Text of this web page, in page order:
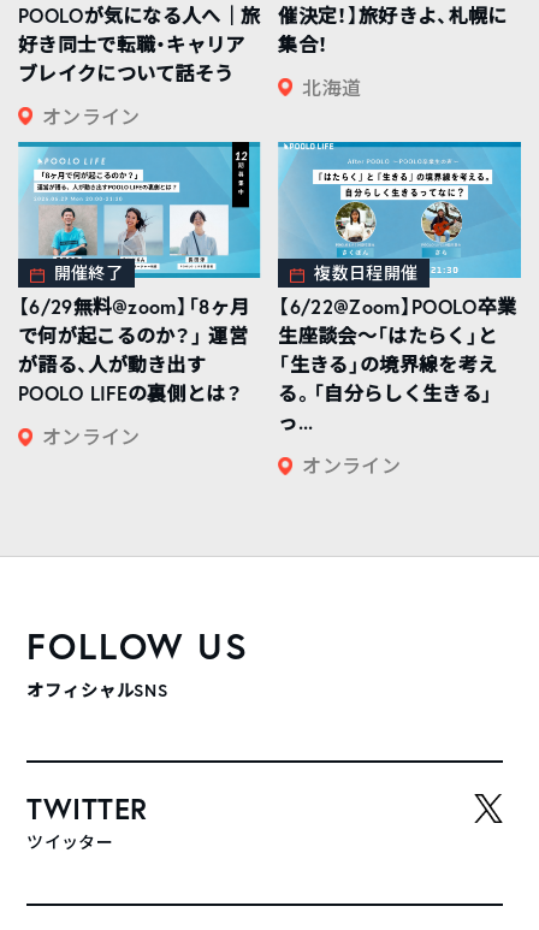
POOLOが気になる人へ｜旅
好き同士で転職・キャリア
ブレイクについて話そう
オンライン
催決定！】旅好きよ、札幌に
集合！
北海道
開催終了
【6/29無料@zoom】「8ヶ月
で何が起こるのか？」 運営
が語る、人が動き出す
POOLO LIFEの裏側とは？
オンライン
複数日程開催
【6/22@Zoom】POOLO卒業
生座談会〜「はたらく」と
「生きる」の境界線を考え
る。「自分らしく生きる」
っ...
オンライン
FOLLOW US
オフィシャルSNS
TWITTER
ツイッター